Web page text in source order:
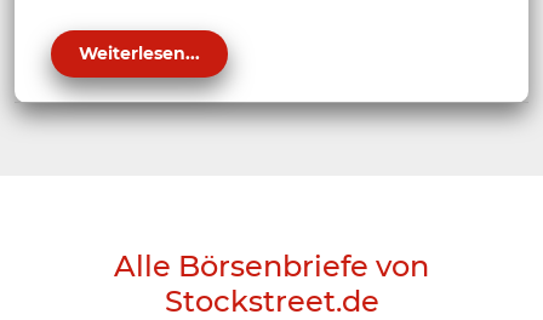
Weiterlesen...
Alle Börsenbriefe von
Stockstreet.de